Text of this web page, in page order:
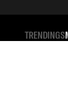
TRENDINGS